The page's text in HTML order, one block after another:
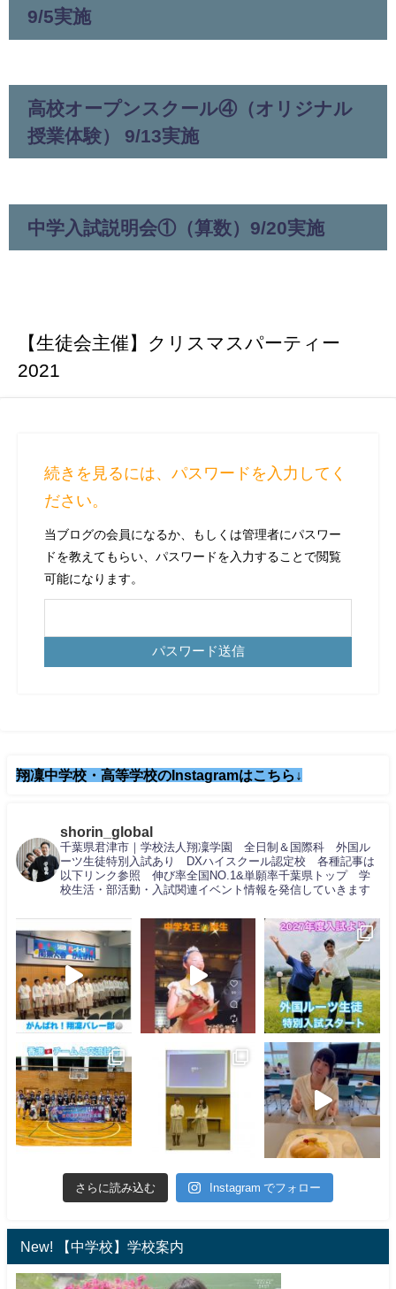
9/5実施
高校オープンスクール④（オリジナル
授業体験） 9/13実施
中学入試説明会①（算数）9/20実施
【生徒会主催】クリスマスパーティー
2021
続きを見るには、パスワードを入力してく
ださい。
当ブログの会員になるか、もしくは管理者にパスワー
ドを教えてもらい、パスワードを入力することで閲覧
可能になります。
翔凜中学校・高等学校のInstagramはこちら↓
shorin_global
千葉県君津市｜学校法人翔凜学園 全日制＆国際科 外国ル
ーツ生徒特別入試あり DXハイスクール認定校 各種記事は
以下リンク参照 伸び率全国NO.1&単願率千葉県トップ 学
校生活・部活動・入試関連イベント情報を発信していきます
さらに読み込む Instagram でフォロー
New! 【中学校】学校案内